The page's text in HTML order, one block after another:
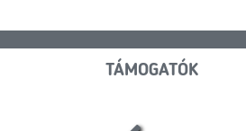
TÁMOGATÓK